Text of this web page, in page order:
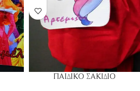
ΠΑΙΔΙΚΟ ΣΑΚΙΔΙΟ